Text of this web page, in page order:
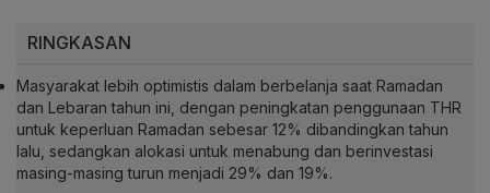
RINGKASAN
Masyarakat lebih optimistis dalam berbelanja saat Ramadan
dan Lebaran tahun ini, dengan peningkatan penggunaan THR
untuk keperluan Ramadan sebesar 12% dibandingkan tahun
lalu, sedangkan alokasi untuk menabung dan berinvestasi
masing-masing turun menjadi 29% dan 19%.